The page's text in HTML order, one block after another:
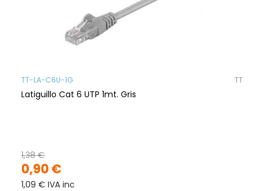
TT-LA-C6U-1G TT
Latiguillo Cat 6 UTP 1mt. Gris
0,90 €
1,38 €
1,09 € IVA inc